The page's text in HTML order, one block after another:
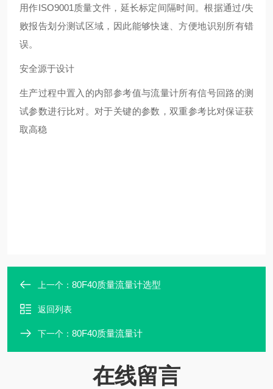
用作ISO9001质量文件，延长标定间隔时间。根据通过/失
败报告划分测试区域，因此能够快速、方便地识别所有错
误。
安全源于设计
生产过程中置入的内部参考值与流量计所有信号回路的测
试参数进行比对。对于关键的参数，双重参考比对保证获
取高稳
上一个： 80F40质量流量计选型
返回列表
下一个： 80F40质量流量计
在线留言